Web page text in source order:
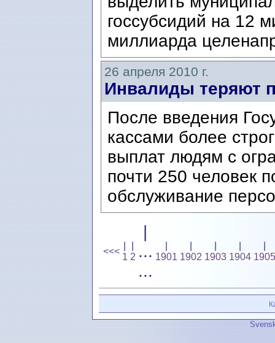
госсубсидий на 12
миллиарда
26 апреля 2010 г.
Инвалиды теряют
После введения
кассами более
выплат людям с
почти 250 человек
обслуживание
<<<
1 2
|
...
...
1901 1902 1903 1904 1905